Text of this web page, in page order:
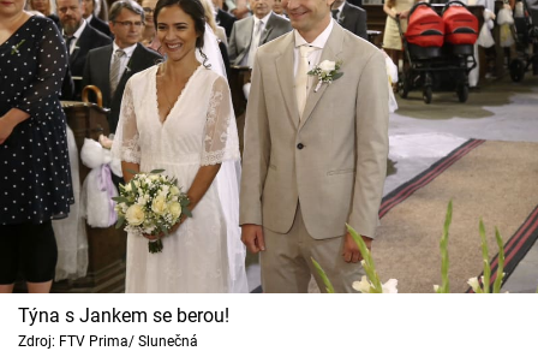
Týna s Jankem se berou!
Zdroj: FTV Prima/ Slunečná